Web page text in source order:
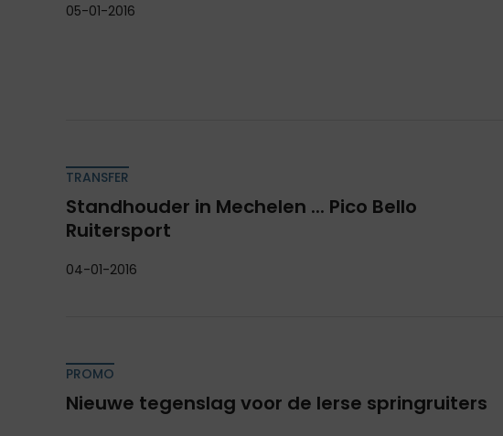
05-01-2016
TRANSFER
Standhouder in Mechelen ... Pico Bello
Ruitersport
04-01-2016
PROMO
Nieuwe tegenslag voor de Ierse springruiters